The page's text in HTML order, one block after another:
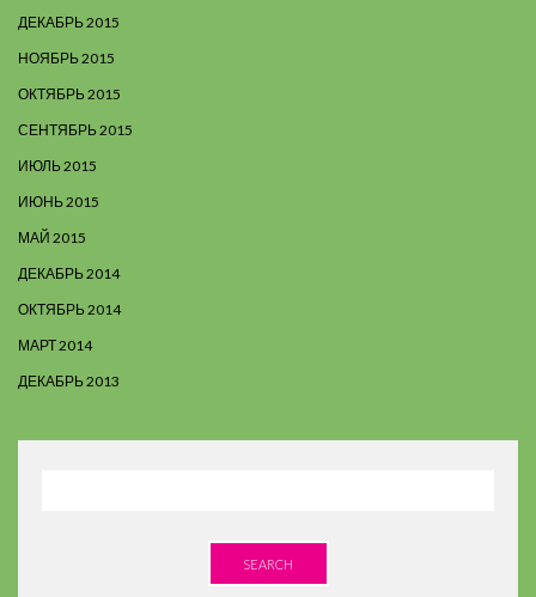
ДЕКАБРЬ 2015
НОЯБРЬ 2015
ОКТЯБРЬ 2015
СЕНТЯБРЬ 2015
ИЮЛЬ 2015
ИЮНЬ 2015
МАЙ 2015
ДЕКАБРЬ 2014
ОКТЯБРЬ 2014
МАРТ 2014
ДЕКАБРЬ 2013
SEARCH